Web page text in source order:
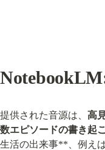
提供された音源は、 高
数エピソードの書き起
生活の出来事**、例え